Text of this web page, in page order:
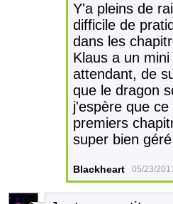
Y'a pleins de
difficile de
dans les
Klaus a un
attendant, de
que le dragon
j'espère que
premiers
super bien
Blackheart 05/23/